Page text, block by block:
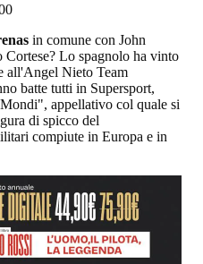
in comune con John
Lo spagnolo ha vinto
all'Angel Nieto Team
batte tutti in Supersport,
appellativo col quale si
di spicco del
compiute in Europa e in